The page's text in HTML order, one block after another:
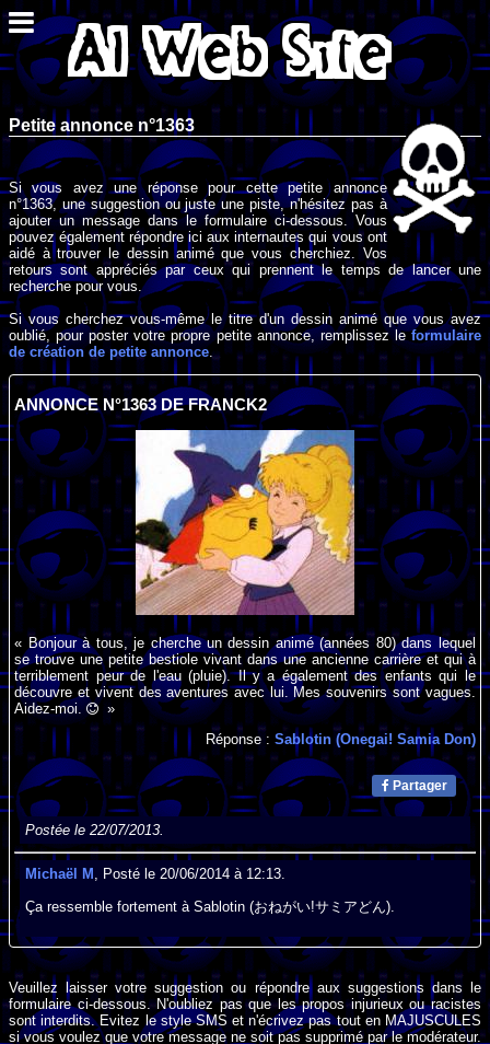
Petite annonce n°1363
Si vous avez une réponse pour cette petite annonce
n°1363, une suggestion ou juste une piste, n'hésitez pas à
ajouter un message dans le formulaire ci-dessous. Vous
pouvez également répondre ici aux internautes qui vous ont
aidé à trouver le dessin animé que vous cherchiez. Vos
retours sont appréciés par ceux qui prennent le temps de lancer une
recherche pour vous.
Si vous cherchez vous-même le titre d'un dessin animé que vous avez
oublié, pour poster votre propre petite annonce, remplissez leformulaire
de création de petite annonce .
ANNONCE N°1363 DE FRANCK2
« Bonjour à tous, je cherche un dessin animé (années 80) dans lequel
se trouve une petite bestiole vivant dans une ancienne carrière et qui à
terriblement peur de l'eau (pluie). Il y a également des enfants qui le
découvre et vivent des aventures avec lui. Mes souvenirs sont vagues.
Aidez-moi.
»
Réponse : Sablotin (Onegai! Samia Don)
Partager
Postée le 22/07/2013.
Michaël M , Posté le 20/06/2014 à 12:13.
Ça ressemble fortement à Sablotin (おねがい!サミアどん).
Veuillez laisser votre suggestion ou répondre aux suggestions dans le
formulaire ci-dessous. N'oubliez pas que les propos injurieux ou racistes
sont interdits. Evitez le style SMS et n'écrivez pas tout en MAJUSCULES
si vous voulez que votre message ne soit pas supprimé par le modérateur.